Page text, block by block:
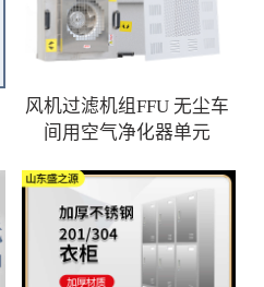
风机过滤机组FFU 无尘车
间用空气净化器单元